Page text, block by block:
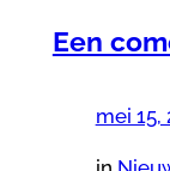
Een
mei 15,